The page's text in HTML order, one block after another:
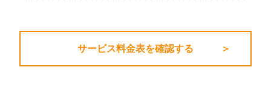
サービス料金表を確認する